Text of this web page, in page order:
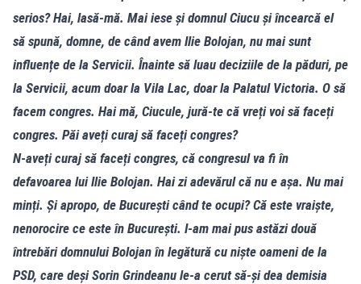
serios? Hai, lasă-mă. Mai iese și domnul Ciucu și încearcă el
să spună, domne, de când avem Ilie Bolojan, nu mai sunt
influențe de la Servicii. Înainte să luau deciziile de la păduri, pe
la Servicii, acum doar la Vila Lac, doar la Palatul Victoria. O să
facem congres. Hai mă, Ciucule, jură-te că vreți voi să faceți
congres. Păi aveți curaj să faceți congres?
N-aveți curaj să faceți congres, că congresul va fi în
defavoarea lui Ilie Bolojan. Hai zi adevărul că nu e așa. Nu mai
minți. Și apropo, de București când te ocupi? Că este vraiște,
nenorocire ce este în București. I-am mai pus astăzi două
întrebări domnului Bolojan în legătură cu niște oameni de la
PSD, care deși Sorin Grindeanu le-a cerut să-și dea demisia